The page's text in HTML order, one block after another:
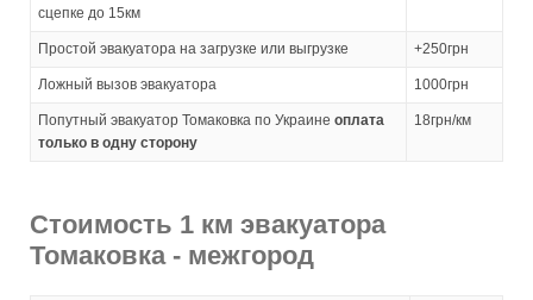
сцепке до 15км
Простой эвакуатора на загрузке или выгрузке +250грн
Ложный вызов эвакуатора 1000грн
Попутный эвакуатор Томаковка по Украине оплата
только в одну сторону
18грн/км
Стоимость 1 км эвакуатора
Томаковка - межгород